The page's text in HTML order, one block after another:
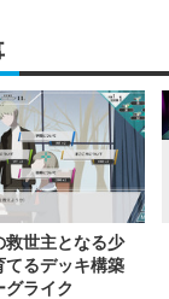
救世主となる少
てるデッキ構築
グライク